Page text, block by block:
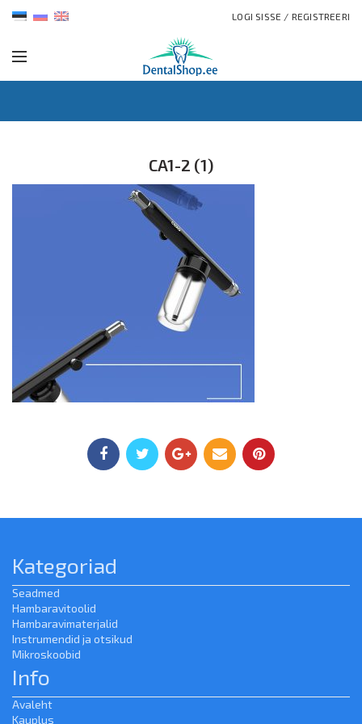
LOGI SISSE / REGISTREERI
CA1-2 (1)
Kategoriad
Seadmed
Hambaravitoolid
Hambaravimaterjalid
Instrumendid ja otsikud
Mikroskoobid
Info
Avaleht
Kauplus